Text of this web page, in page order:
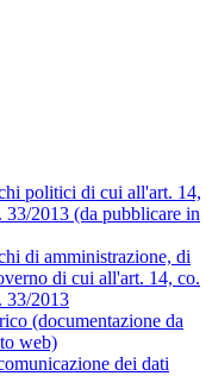
politici di cui all'art. 14,
33/2013 (da pubblicare in
di amministrazione, di
di cui all'art. 14, co.
33/2013
(documentazione da
web)
dei dati